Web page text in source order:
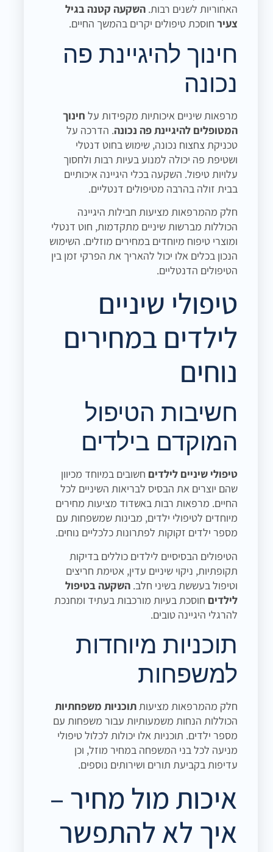
האחוריות לשנים רבות. השקעה קטנה בגיל
צעיר חוסכת טיפולים יקרים בהמשך החיים.
חינוך להיגיינת פה
נכונה
מרפאות שיניים איכותיות מקפידות על חינוך
המטופלים להיגיינת פה נכונה. הדרכה על
טכניקת צחצוח נכונה, שימוש בחוט דנטלי
ושטיפת פה יכולה למנוע בעיות רבות ולחסוך
עלויות טיפול. השקעה בכלי היגיינה איכותיים
בבית זולה בהרבה מטיפולים דנטליים.
חלק מהמרפאות מציעות חבילות היגיינה
הכוללות מברשות שיניים מתקדמות, חוט דנטלי
ומוצרי טיפוח מיוחדים במחירים מוזלים. השימוש
הנכון בכלים אלו יכול להאריך את הפרקי זמן בין
הטיפולים הדנטליים.
טיפולי שיניים
לילדים במחירים
נוחים
חשיבות הטיפול
המוקדם בילדים
טיפולי שיניים לילדים חשובים במיוחד מכיוון
שהם יוצרים את הבסיס לבריאות השיניים לכל
החיים. מרפאות רבות באשדוד מציעות מחירים
מיוחדים לטיפולי ילדים, מבינות שמשפחות עם
מספר ילדים זקוקות לפתרונות כלכליים נוחים.
הטיפולים הבסיסיים לילדים כוללים בדיקות
תקופתיות, ניקוי שיניים עדין, אטימת חריצים
וטיפול בעששת בשיני חלב. השקעה בטיפול
לילדים חוסכת בעיות מורכבות בעתיד ומחנכת
להרגלי היגיינה טובים.
תוכניות מיוחדות
למשפחות
חלק מהמרפאות מציעותתוכניות משפחתיות
הכוללות הנחות משמעותיות עבור משפחות עם
מספר ילדים. תוכניות אלו יכולות לכלול טיפולי
מניעה לכל בני המשפחה במחיר מוזל, וכן
עדיפות בקביעת תורים ושירותים נוספים.
איכות מול מחיר –
איך לא להתפשר